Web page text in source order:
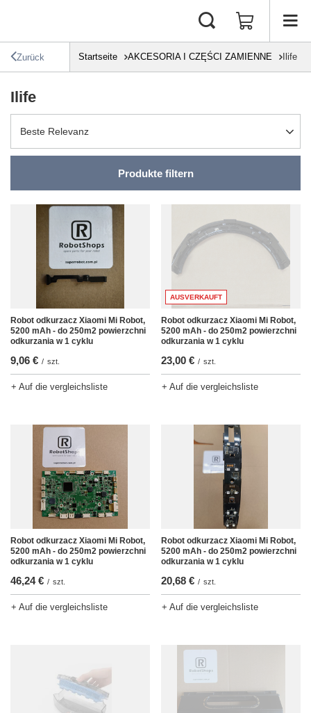
Zurück Startseite AKCESORIA I CZĘŚCI ZAMIENNE Ilife
Ilife
Sortierung ändern
Beste Relevanz
Produkte filtern
Robot odkurzacz Xiaomi Mi Robot,
5200 mAh - do 250m2 powierzchni
odkurzania w 1 cyklu
9,06 € / szt.
+ Auf die vergleichsliste
AUSVERKAUFT
Robot odkurzacz Xiaomi Mi Robot,
5200 mAh - do 250m2 powierzchni
odkurzania w 1 cyklu
23,00 € / szt.
+ Auf die vergleichsliste
Robot odkurzacz Xiaomi Mi Robot,
5200 mAh - do 250m2 powierzchni
odkurzania w 1 cyklu
46,24 € / szt.
+ Auf die vergleichsliste
Robot odkurzacz Xiaomi Mi Robot,
5200 mAh - do 250m2 powierzchni
odkurzania w 1 cyklu
20,68 € / szt.
+ Auf die vergleichsliste